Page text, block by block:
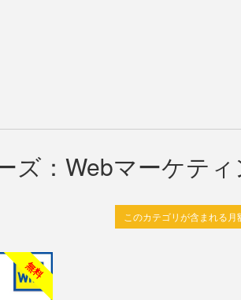
ズ：Webマーケテ
このカテゴリが含まれる月
無料